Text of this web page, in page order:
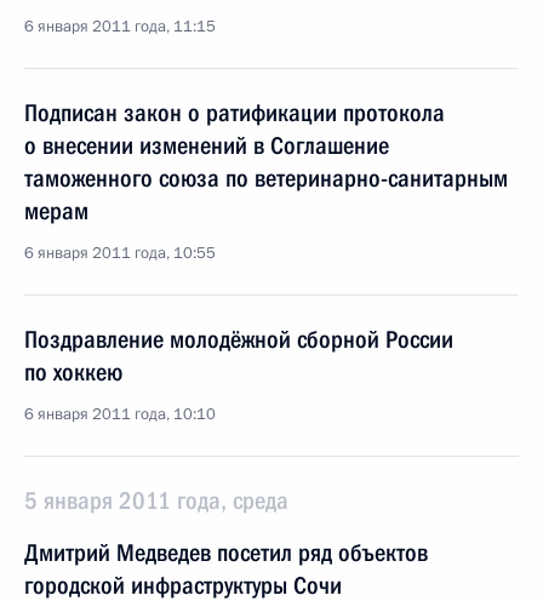
6 января 2011 года, 11:15
Подписан закон о ратификации протокола
о внесении изменений в Соглашение
таможенного союза по ветеринарно-санитарным
мерам
6 января 2011 года, 10:55
Поздравление молодёжной сборной России
по хоккею
6 января 2011 года, 10:10
5 января 2011 года, среда
Дмитрий Медведев посетил ряд объектов
городской инфраструктуры Сочи